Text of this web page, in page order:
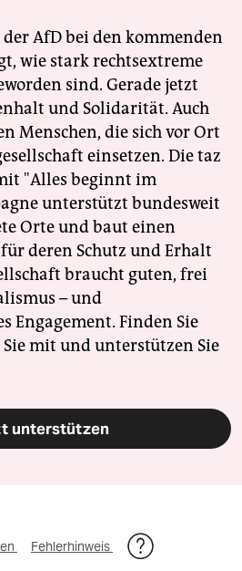
AfD bei den kommenden
wie stark rechtsextreme
sind. Gerade jetzt
und Solidarität. Auch
Menschen, die sich vor Ort
einsetzen. Die taz
"Alles beginnt im
unterstützt bundesweit
Orte und baut einen
deren Schutz und Erhalt
braucht guten, frei
– und
Engagement. Finden Sie
mit und unterstützen Sie
unterstützen
Fehlerhinweis